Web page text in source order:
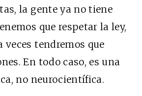
la gente ya no tiene
que respetar la ley,
veces tendremos que
En todo caso, es una
no neurocientífica.